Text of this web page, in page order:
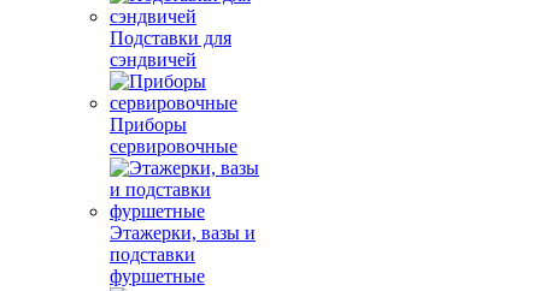
Подставки для
сэндвичей
Приборы
сервировочные
Этажерки, вазы и
подставки
фуршетные